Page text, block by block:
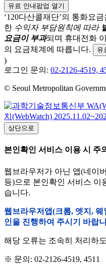
유료 안내팝업 열기
‘120다산콜재단’의 통화요
한 수익자 부담원칙에 따라
요금이 부과되며 휴대전화
의 요금체계에 따릅니다.
유
)
로그인 문의: 02-2126-4519,
© Seoul Metropolitan
상단으로
본인확인 서비스 이용 시 주
웹브라우저가 아닌 앱(네이
등)으로 본인확인 서비스 이
습니다.
웹브라우저앱(크롬, 엣지,
인을 진행하여 주시기 바랍
해당 오류는 조속히 처리하
※ 문의: 02-2126-4519, 4511